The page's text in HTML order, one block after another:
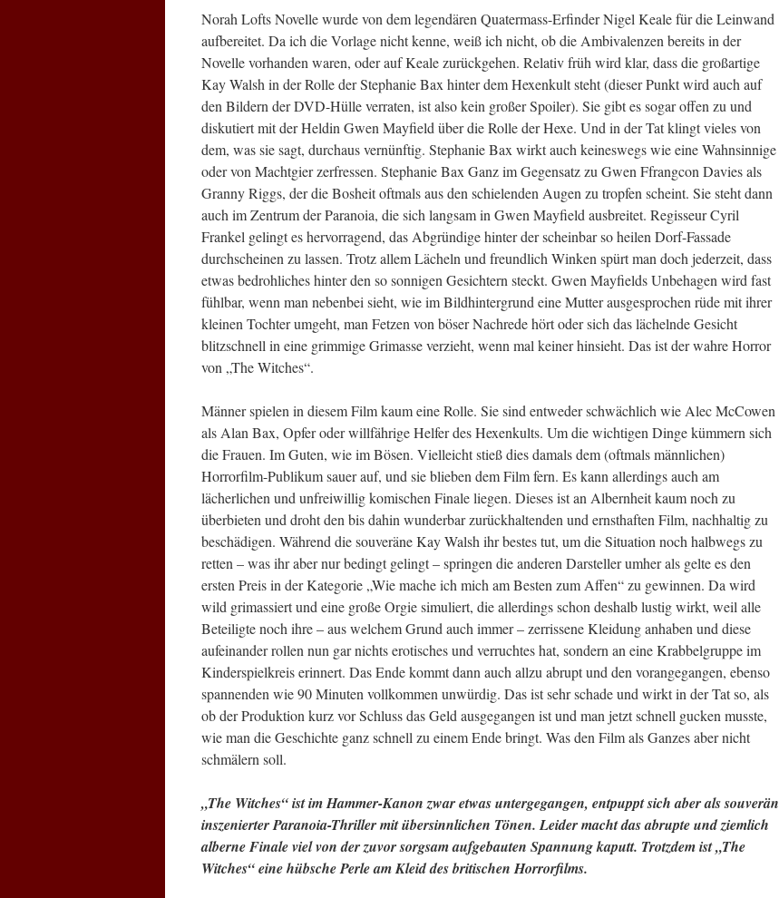
Norah Lofts Novelle wurde von dem legendären Quatermass-Erfinder Nigel Keale für die Leinwand
aufbereitet. Da ich die Vorlage nicht kenne, weiß ich nicht, ob die Ambivalenzen bereits in der
Novelle vorhanden waren, oder auf Keale zurückgehen. Relativ früh wird klar, dass die großartige
Kay Walsh in der Rolle der Stephanie Bax hinter dem Hexenkult steht (dieser Punkt wird auch auf
den Bildern der DVD-Hülle verraten, ist also kein großer Spoiler). Sie gibt es sogar offen zu und
diskutiert mit der Heldin Gwen Mayfield über die Rolle der Hexe. Und in der Tat klingt vieles von
dem, was sie sagt, durchaus vernünftig. Stephanie Bax wirkt auch keineswegs wie eine Wahnsinnige
oder von Machtgier zerfressen. Stephanie Bax Ganz im Gegensatz zu Gwen Ffrangcon Davies als
Granny Riggs, der die Bosheit oftmals aus den schielenden Augen zu tropfen scheint. Sie steht dann
auch im Zentrum der Paranoia, die sich langsam in Gwen Mayfield ausbreitet. Regisseur Cyril
Frankel gelingt es hervorragend, das Abgründige hinter der scheinbar so heilen Dorf-Fassade
durchscheinen zu lassen. Trotz allem Lächeln und freundlich Winken spürt man doch jederzeit, dass
etwas bedrohliches hinter den so sonnigen Gesichtern steckt. Gwen Mayfields Unbehagen wird fast
fühlbar, wenn man nebenbei sieht, wie im Bildhintergrund eine Mutter ausgesprochen rüde mit ihrer
kleinen Tochter umgeht, man Fetzen von böser Nachrede hört oder sich das lächelnde Gesicht
blitzschnell in eine grimmige Grimasse verzieht, wenn mal keiner hinsieht. Das ist der wahre Horror
von „The Witches“.
Männer spielen in diesem Film kaum eine Rolle. Sie sind entweder schwächlich wie Alec McCowen
als Alan Bax, Opfer oder willfährige Helfer des Hexenkults. Um die wichtigen Dinge kümmern sich
die Frauen. Im Guten, wie im Bösen. Vielleicht stieß dies damals dem (oftmals männlichen)
Horrorfilm-Publikum sauer auf, und sie blieben dem Film fern. Es kann allerdings auch am
lächerlichen und unfreiwillig komischen Finale liegen. Dieses ist an Albernheit kaum noch zu
überbieten und droht den bis dahin wunderbar zurückhaltenden und ernsthaften Film, nachhaltig zu
beschädigen. Während die souveräne Kay Walsh ihr bestes tut, um die Situation noch halbwegs zu
retten – was ihr aber nur bedingt gelingt – springen die anderen Darsteller umher als gelte es den
ersten Preis in der Kategorie „Wie mache ich mich am Besten zum Affen“ zu gewinnen. Da wird
wild grimassiert und eine große Orgie simuliert, die allerdings schon deshalb lustig wirkt, weil alle
Beteiligte noch ihre – aus welchem Grund auch immer – zerrissene Kleidung anhaben und diese
aufeinander rollen nun gar nichts erotisches und verruchtes hat, sondern an eine Krabbelgruppe im
Kinderspielkreis erinnert. Das Ende kommt dann auch allzu abrupt und den vorangegangen, ebenso
spannenden wie 90 Minuten vollkommen unwürdig. Das ist sehr schade und wirkt in der Tat so, als
ob der Produktion kurz vor Schluss das Geld ausgegangen ist und man jetzt schnell gucken musste,
wie man die Geschichte ganz schnell zu einem Ende bringt. Was den Film als Ganzes aber nicht
schmälern soll.
„The Witches“ ist im Hammer-Kanon zwar etwas untergegangen, entpuppt sich aber als souverän
inszenierter Paranoia-Thriller mit übersinnlichen Tönen. Leider macht das abrupte und ziemlich
alberne Finale viel von der zuvor sorgsam aufgebauten Spannung kaputt. Trotzdem ist „The
Witches“ eine hübsche Perle am Kleid des britischen Horrorfilms.